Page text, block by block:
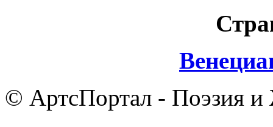
© АртсПортал - Поэзия